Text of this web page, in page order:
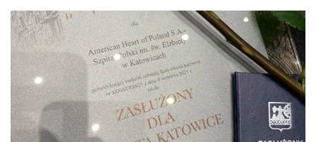
Nas
Kariera
Galeria
Kontakt